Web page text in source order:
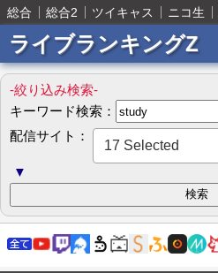
総合 総合2 ツイキャス ニコ生
ライブランキングZ
-絞り込み検索-
キーワード検索：
配信サイト：
17 Selected
▼